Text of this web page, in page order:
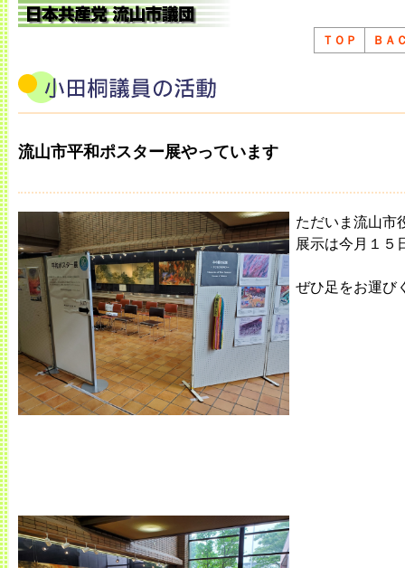
ＴＯＰ ＢＡ
流山市平和ポスター展やっています
ただいま流山市
展示は今月１５
ぜひ足をお運び